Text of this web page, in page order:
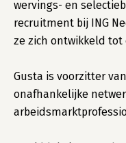
wervings- en
recruitment bij ING
ze zich ontwikkeld tot
Gusta is voorzitter
onafhankelijke